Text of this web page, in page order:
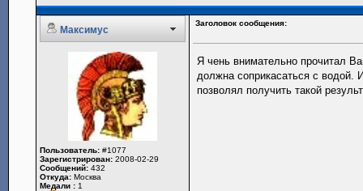
Максимус
Заголовок сообщения:
Пользователь: #1077
Зарегистрирован: 2008-02-29
Сообщений: 432
Откуда: Москва
Медали : 1
Я чень внимательно прочитал
должна соприкасаться с водой.
позволял получить такой